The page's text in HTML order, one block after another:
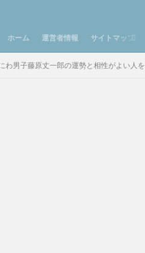
ホーム 運営者情報 サイトマップ
わ男子藤原丈一郎の運勢と相性がよい人